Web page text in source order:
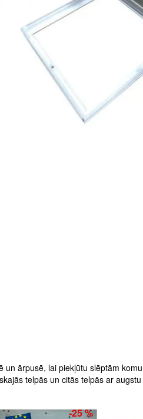
un ārpusē, lai piekļūtu slēptām
telpās un citās telpās ar
-25 %